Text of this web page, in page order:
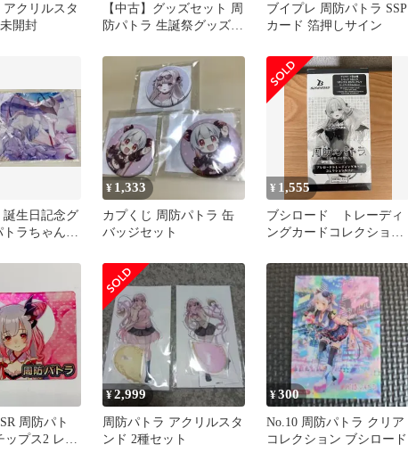
アクリルスタ
開封
【中古】グッズセット 周
防パトラ 生誕祭グッズ
チャルYouTuber 周防パト
ラ 生誕祭2025」
ブイプレ 周防パトラ SSP
カード 箔押しサイン
誕生日記念グ
ラちゃんの
¥ 1,333
カプくじ 周防パトラ 缶
バッジセット
¥ 1,555
ブシロード トレーディ
ングカードコレクション
周防パト
プス2 レア
¥2,999
周防パトラ アクリルスタ
ンド 2種セット
¥300
No.10 周防パトラ クリア
コレクション ブシロード